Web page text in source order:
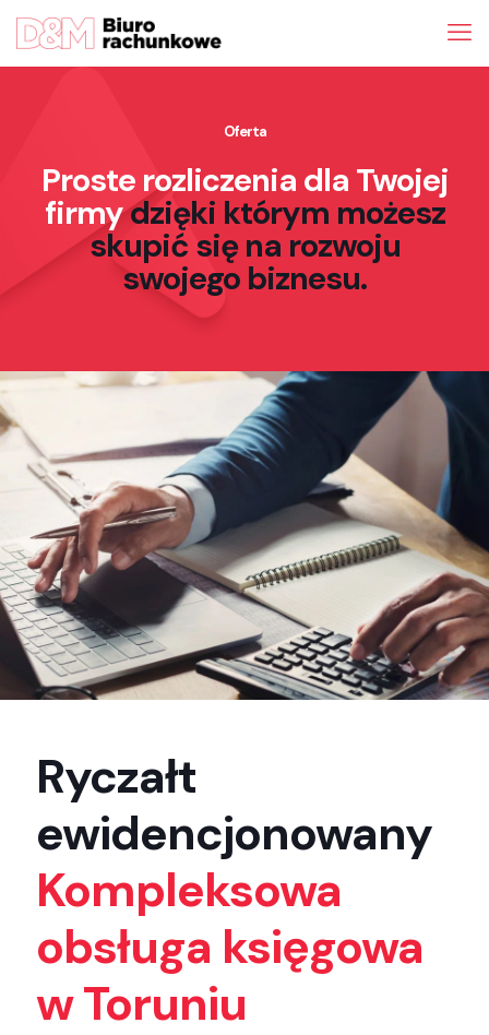
Oferta
Proste rozliczenia dla Twojej
firmydzięki którym możesz
skupić się na rozwoju
swojego biznesu.
Ryczałt
ewidencjonowany
Kompleksowa
obsługa księgowa
w Toruniu